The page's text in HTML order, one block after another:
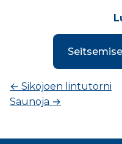
← Sikojoen lintutorni
Saunoja →